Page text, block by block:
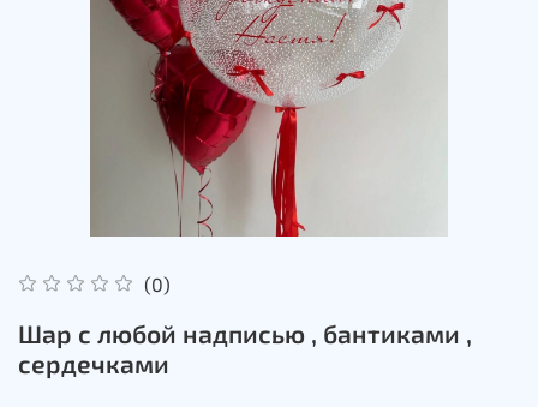
(0)
Шар с любой надписью , бантиками ,
сердечками